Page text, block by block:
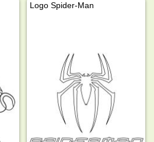
Logo Spider-Man